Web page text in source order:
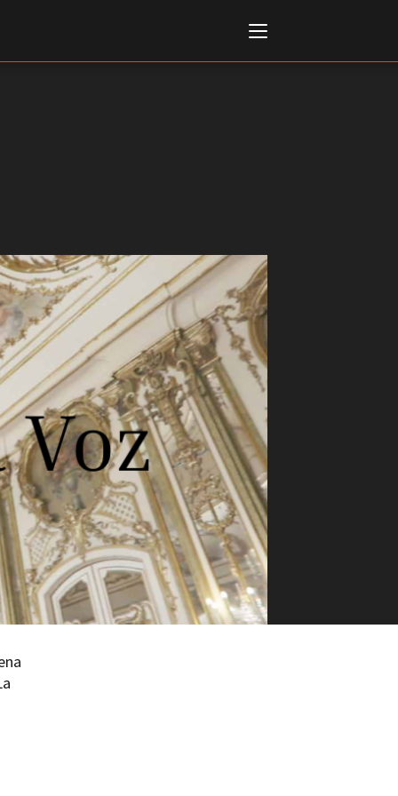
MARKETS, AWARDS
Film Festival Rotterdam
Berlin
Cannes
Festival - Bio to B Industry
Festival
d’Arte
Venezia
Film Festival
di Roma
Festival
Accedi al tuo profilo
Nuovo utente